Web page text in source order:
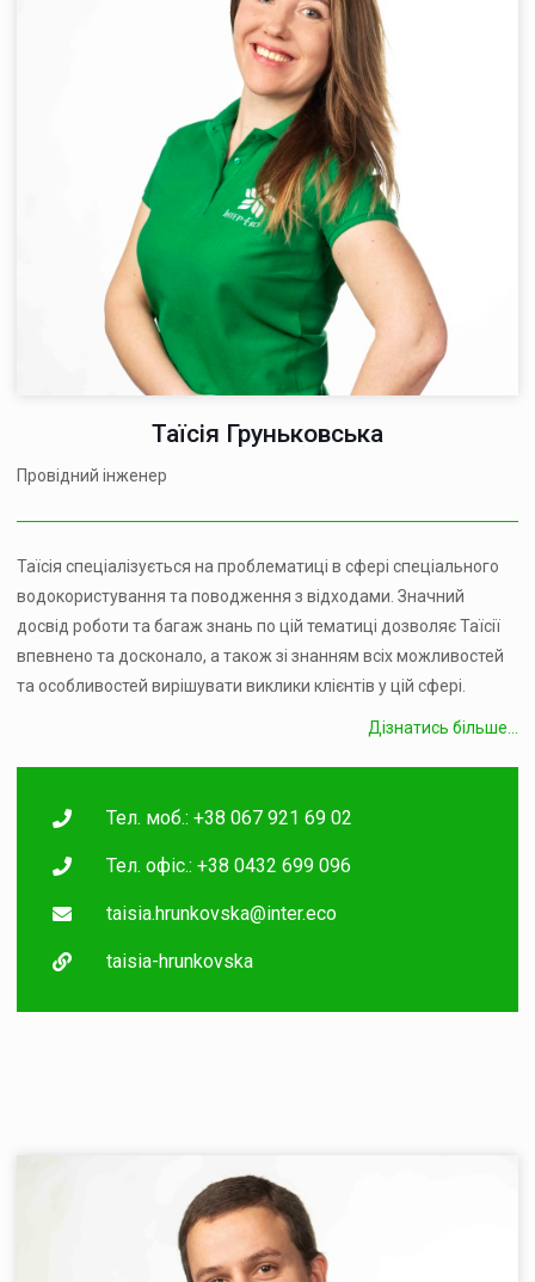
Таїсія Груньковська
Провідний інженер
Таїсія спеціалізується на проблематиці в сфері спеціального
водокористування та поводження з відходами. Значний
досвід роботи та багаж знань по цій тематиці дозволяє Таїсії
впевнено та досконало, а також зі знанням всіх можливостей
та особливостей вирішувати виклики клієнтів у цій сфері.
Дізнатись більше...
Тел. моб.: +38 067 921 69 02
Тел. офіс.: +38 0432 699 096
taisia.hrunkovska@inter.eco
taisia-hrunkovska